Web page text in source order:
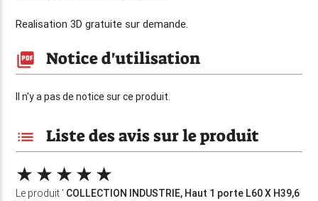
Realisation 3D gratuite sur demande.
picture_as_pdf Notice d'utilisation
Il n'y a pas de notice sur ce produit.
list Liste des avis sur le produit
Le produit ' COLLECTION INDUSTRIE, Haut 1 porte L60 X H39,6